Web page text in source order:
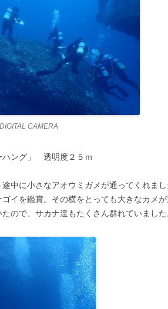
CAMERA
ハング」 透明度２５ｍ
中に小さなアオウミガメが通ってくれま
ゴイを鑑賞。その横をとっても大きなカメ
ので、サカナ達もたくさん群れていました